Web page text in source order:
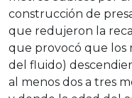
construcción de
que redujeron la
que provocó que los
del fluido)
al menos dos a tres